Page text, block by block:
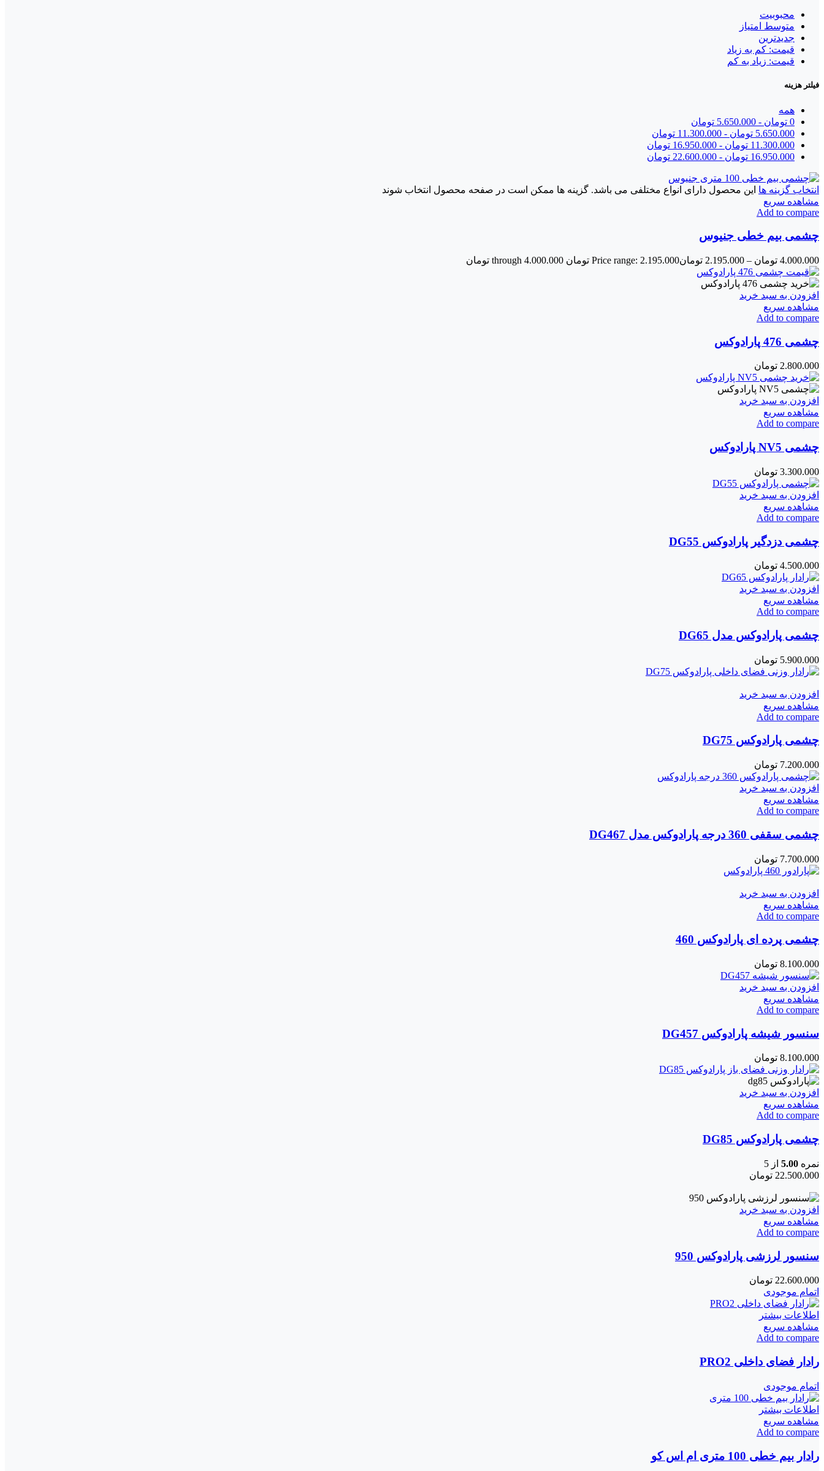
محبوبیت
متوسط امتیاز
جدیدترین
قیمت: کم به زیاد
قیمت: زیاد به کم
فیلتر هزینه
همه
0 تومان -
5.650.000 تومان
5.650.000 تومان -
11.300.000 تومان
11.300.000 تومان -
16.950.000 تومان
16.950.000 تومان -
22.600.000 تومان
انتخاب گزینه ها این محصول دارای انواع مختلفی می باشد. گزینه ها ممکن است در صفحه محصول انتخاب شوند
مشاهده سریع
Add to compare
چشمی بیم خطی جنیوس
4.000.000 تومان –
2.195.000 تومانPrice range: 2.195.000 تومان through 4.000.000 تومان
افزودن به سبد خرید
مشاهده سریع
Add to compare
چشمی 476 پارادوکس
2.800.000 تومان
افزودن به سبد خرید
مشاهده سریع
Add to compare
چشمی NV5 پارادوکس
3.300.000 تومان
افزودن به سبد خرید
مشاهده سریع
Add to compare
چشمی دزدگیر پارادوکس DG55
4.500.000 تومان
افزودن به سبد خرید
مشاهده سریع
Add to compare
چشمی پارادوکس مدل DG65
5.900.000 تومان
افزودن به سبد خرید
مشاهده سریع
Add to compare
چشمی پارادوکس DG75
7.200.000 تومان
افزودن به سبد خرید
مشاهده سریع
Add to compare
چشمی سقفی 360 درجه پارادوکس مدل DG467
7.700.000 تومان
افزودن به سبد خرید
مشاهده سریع
Add to compare
چشمی پرده ای پارادوکس 460
8.100.000 تومان
افزودن به سبد خرید
مشاهده سریع
Add to compare
سنسور شیشه پارادوکس DG457
8.100.000 تومان
افزودن به سبد خرید
مشاهده سریع
Add to compare
چشمی پارادوکس DG85
نمره 5.00 از 5
22.500.000 تومان
افزودن به سبد خرید
مشاهده سریع
Add to compare
سنسور لرزشی پارادوکس 950
22.600.000 تومان
اتمام موجودی
اطلاعات بیشتر
مشاهده سریع
Add to compare
رادار فضای داخلی PRO2
اتمام موجودی
اطلاعات بیشتر
مشاهده سریع
Add to compare
رادار بیم خطی 100 متری ام اس کو